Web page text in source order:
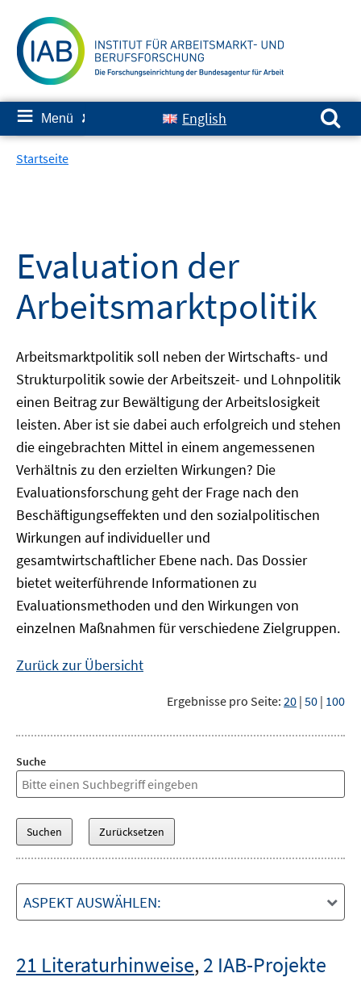
zum
Inhalt
≡ Menü ✘ English
Suchen nach:
Startseite
Evaluation der
Arbeitsmarktpolitik
Arbeitsmarktpolitik soll neben der Wirtschafts- und
Strukturpolitik sowie der Arbeitszeit- und Lohnpolitik
einen Beitrag zur Bewältigung der Arbeitslosigkeit
leisten. Aber ist sie dabei auch erfolgreich und stehen
die eingebrachten Mittel in einem angemessenen
Verhältnis zu den erzielten Wirkungen? Die
Evaluationsforschung geht der Frage nach den
Beschäftigungseffekten und den sozialpolitischen
Wirkungen auf individueller und
gesamtwirtschaftlicher Ebene nach. Das Dossier
bietet weiterführende Informationen zu
Evaluationsmethoden und den Wirkungen von
einzelnen Maßnahmen für verschiedene Zielgruppen.
Zurück zur Übersicht
Ergebnisse pro Seite: 20 | 50 | 100
Suche
ASPEKT AUSWÄHLEN:
21 Literaturhinweise,2 IAB-Projekte